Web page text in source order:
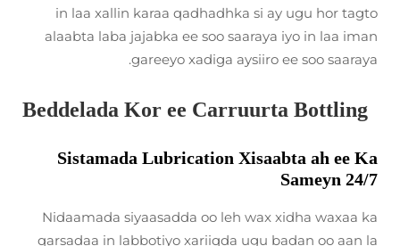
in laa xallin karaa qadhadhka si ay ugu hor tagto
alaabta laba jajabka ee soo saaraya iyo in laa iman
gareeyo xadiga aysiiro ee soo saaraya.
Beddelada Kor ee Carruurta Bottling
Sistamada Lubrication Xisaabta ah ee Ka
Sameyn 24/7
Nidaamada siyaasadda oo leh wax xidha waxaa ka
qarsadaa in labbotiyo xariiqda ugu badan oo aan la